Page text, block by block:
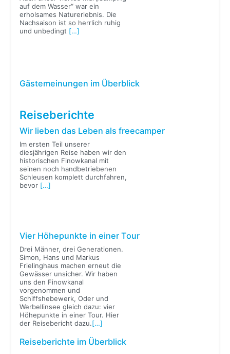
auf dem Wasser“ war ein
erholsames Naturerlebnis. Die
Nachsaison ist so herrlich ruhig
und unbedingt […]
Gästemeinungen im Überblick
Reiseberichte
Wir lieben das Leben als freecamper
Im ersten Teil unserer
diesjährigen Reise haben wir den
historischen Finowkanal mit
seinen noch handbetriebenen
Schleusen komplett durchfahren,
bevor […]
Vier Höhepunkte in einer Tour
Drei Männer, drei Generationen.
Simon, Hans und Markus
Frielinghaus machen erneut die
Gewässer unsicher. Wir haben
uns den Finowkanal
vorgenommen und
Schiffshebewerk, Oder und
Werbellinsee gleich dazu: vier
Höhepunkte in einer Tour. Hier
der Reisebericht dazu.[…]
Reiseberichte im Überblick